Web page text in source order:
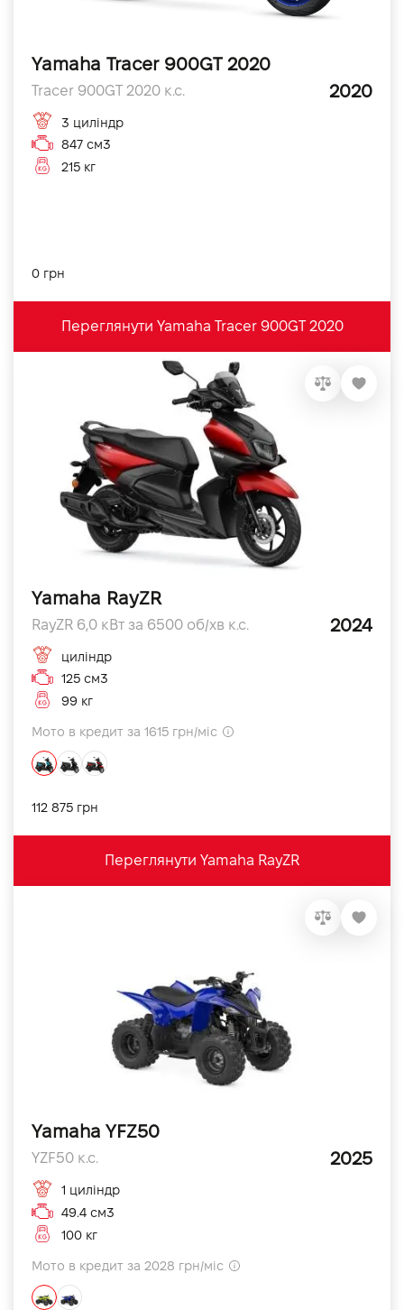
Yamaha Tracer 900GT 2020
Tracer 900GT 2020 к.с. 2020
3 циліндр
847 см3
215 кг
0 грн
Переглянути Yamaha Tracer 900GT 2020
Yamaha RayZR
RayZR 6,0 кВт за 6500 об/хв к.с. 2024
циліндр
125 см3
99 кг
Мото в кредит за 1615 грн/міс
112 875 грн
Переглянути Yamaha RayZR
Yamaha YFZ50
YZF50 к.с. 2025
1 циліндр
49.4 см3
100 кг
Мото в кредит за 2028 грн/міс